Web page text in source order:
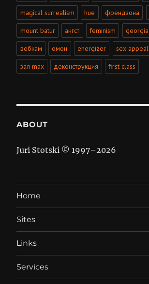
magical surrealism hue френдзона
mount batur ангст feminism georgia
вебкам омон energizer sex appeal
зал max деконструкция first class
ABOUT
Juri Stotski © 1997–2026
Home
Sites
Links
Services